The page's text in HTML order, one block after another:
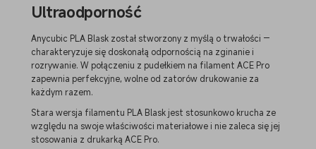
Ultraodporność
Anycubic PLA Blask został stworzony z myślą o trwałości —
charakteryzuje się doskonałą odpornością na zginanie i
rozrywanie. W połączeniu z pudełkiem na filament ACE Pro
zapewnia perfekcyjne, wolne od zatorów drukowanie za
każdym razem.
Stara wersja filamentu PLA Blask jest stosunkowo krucha ze
względu na swoje właściwości materiałowe i nie zaleca się jej
stosowania z drukarką ACE Pro.